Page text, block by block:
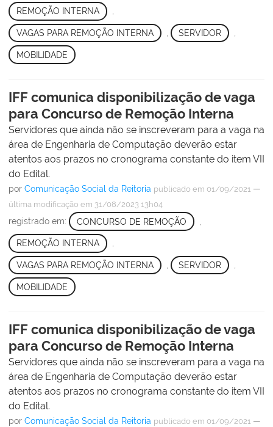
REMOÇÃO INTERNA ,
VAGAS PARA REMOÇÃO INTERNA SERVIDOR
MOBILIDADE
IFF comunica disponibilização de vaga
para Concurso de Remoção Interna
Servidores que ainda não se inscreveram para a vaga na
área de Engenharia de Computação deverão estar
atentos aos prazos no cronograma constante do item VII
do Edital.
por Comunicação Social da Reitoria publicado em 01/09/2021 —
última modificação em 31/08/2023 13h04
registrado em: CONCURSO DE REMOÇÃO
REMOÇÃO INTERNA ,
VAGAS PARA REMOÇÃO INTERNA SERVIDOR
MOBILIDADE
IFF comunica disponibilização de vaga
para Concurso de Remoção Interna
Servidores que ainda não se inscreveram para a vaga na
área de Engenharia de Computação deverão estar
atentos aos prazos no cronograma constante do item VII
do Edital.
por Comunicação Social da Reitoria publicado em 01/09/2021 —